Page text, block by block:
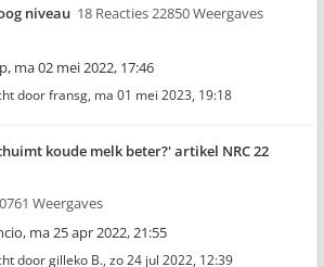
niveau 18 Reacties 22850 Weergaves
, ma 02 mei 2022, 17:46
doorfransg, ma 01 mei 2023, 19:18
koude melk beter?' artikel NRC 22
Weergaves
, ma 25 apr 2022, 21:55
doorgilleko B., zo 24 jul 2022, 12:39